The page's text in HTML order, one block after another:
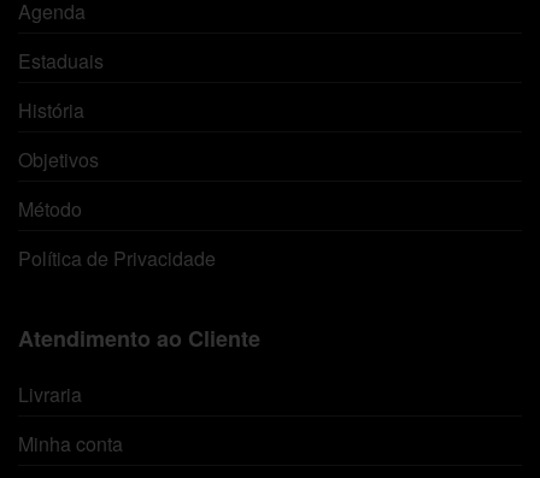
Agenda
Estaduais
História
Objetivos
Método
Política de Privacidade
Atendimento ao Cliente
Livraria
Minha conta